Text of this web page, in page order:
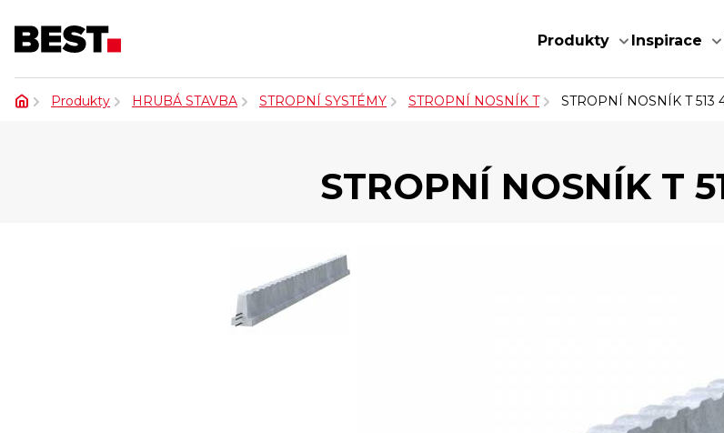
Produkty Inspirace
Produkty HRUBÁ STAVBA STROPNÍ SYSTÉMY STROPNÍ NOSNÍK T STROPNÍ NOSNÍK T 513
STROPNÍ NOSNÍK T